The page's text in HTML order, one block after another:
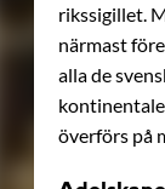
rikssigillet.
närmast
alla de
överförs på